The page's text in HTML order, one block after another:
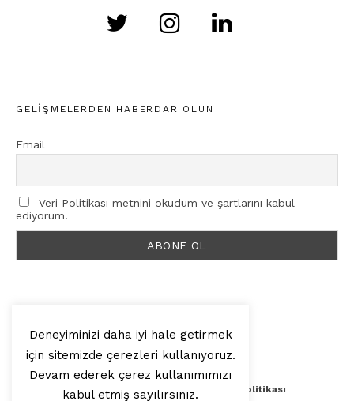
GELIŞMELERDEN HABERDAR OLUN
Email
Veri Politikası metnini okudum ve şartlarını kabul
ediyorum.
© 2025, Artilop
Künye Yazar Başvurusu Veri Politikası
Deneyiminizi daha iyi hale getirmek
için sitemizde çerezleri kullanıyoruz.
Devam ederek çerez kullanımımızı
kabul etmiş sayılırsınız.